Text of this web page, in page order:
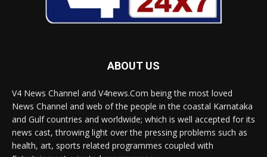
ABOUT US
V4 News Channel and V4news.Com being the most loved
News Channel and web of the people in the coastal Karnataka
and Gulf countries and worldwide; which is well accepted for its
news cast, throwing light over the pressing problems such as
health, art, sports related programmes coupled with